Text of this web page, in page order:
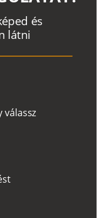
válassz
éped és
látni
st